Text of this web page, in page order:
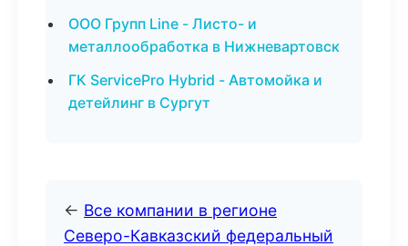
ООО Групп Line - Листо- и
металлообработка в Нижневартовск
ГК ServicePro Hybrid - Автомойка и
детейлинг в Сургут
← Все компании в регионе
Северо-Кавказский федеральный